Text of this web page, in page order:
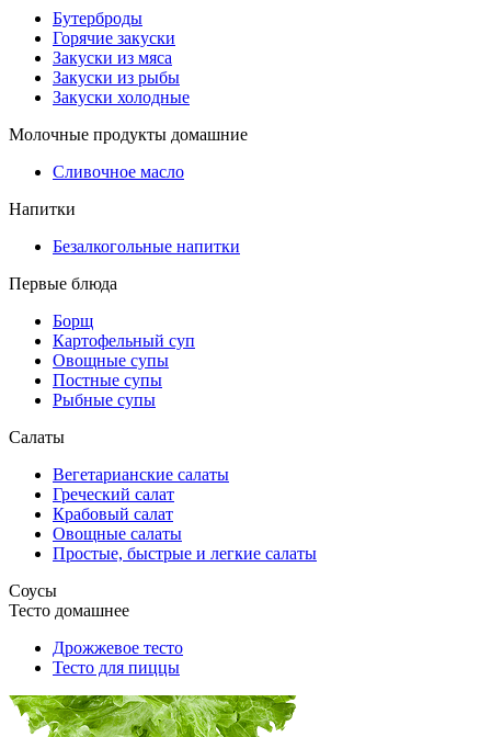
Бутерброды
Горячие закуски
Закуски из мяса
Закуски из рыбы
Закуски холодные
Молочные продукты домашние
Сливочное масло
Напитки
Безалкогольные напитки
Первые блюда
Борщ
Картофельный суп
Овощные супы
Постные супы
Рыбные супы
Салаты
Вегетарианские салаты
Греческий салат
Крабовый салат
Овощные салаты
Простые, быстрые и легкие салаты
Соусы
Тесто домашнее
Дрожжевое тесто
Тесто для пиццы